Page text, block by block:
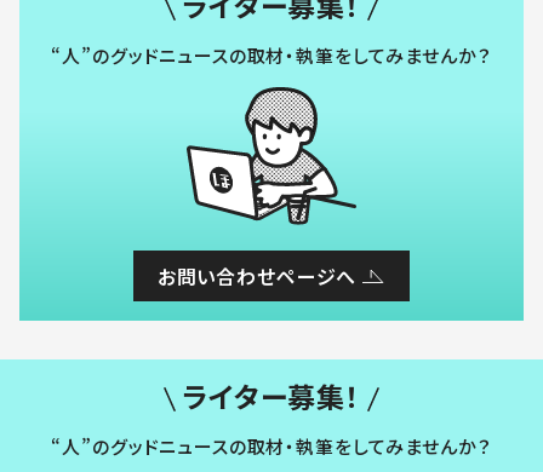
“人”のグッドニュースの取材・執筆をしてみませんか？
お問い合わせページへ
ライター募集！
“人”のグッドニュースの取材・執筆をしてみませんか？